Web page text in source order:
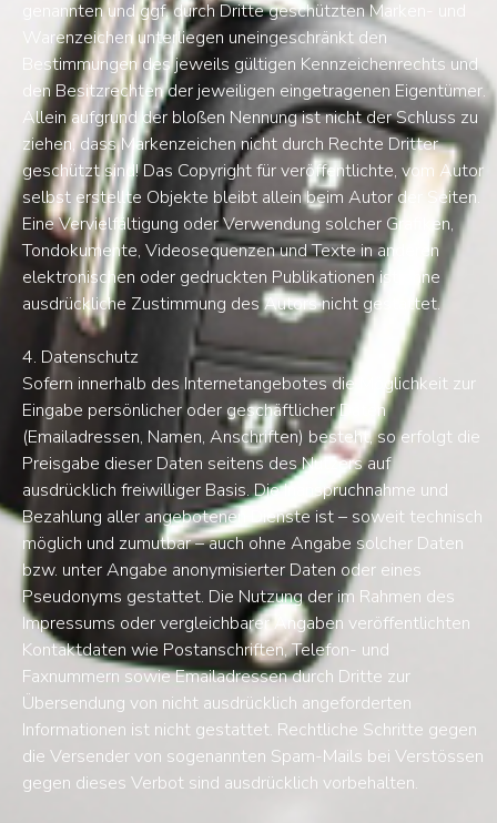
genannten und ggf. durch Dritte geschützten Marken- und
Warenzeichen unterliegen uneingeschränkt den
Bestimmungen des jeweils gültigen Kennzeichenrechts und
den Besitzrechten der jeweiligen eingetragenen Eigentümer.
Allein aufgrund der bloßen Nennung ist nicht der Schluss zu
ziehen, dass Markenzeichen nicht durch Rechte Dritter
geschützt sind! Das Copyright für veröffentlichte, vom Autor
selbst erstellte Objekte bleibt allein beim Autor der Seiten.
Eine Vervielfältigung oder Verwendung solcher Grafiken,
Tondokumente, Videosequenzen und Texte in anderen
elektronischen oder gedruckten Publikationen ist ohne
ausdrückliche Zustimmung des Autors nicht gestattet.
4. Datenschutz
Sofern innerhalb des Internetangebotes die Möglichkeit zur
Eingabe persönlicher oder geschäftlicher Daten
(Emailadressen, Namen, Anschriften) besteht, so erfolgt die
Preisgabe dieser Daten seitens des Nutzers auf
ausdrücklich freiwilliger Basis. Die Inanspruchnahme und
Bezahlung aller angebotenen Dienste ist – soweit technisch
möglich und zumutbar – auch ohne Angabe solcher Daten
bzw. unter Angabe anonymisierter Daten oder eines
Pseudonyms gestattet. Die Nutzung der im Rahmen des
Impressums oder vergleichbarer Angaben veröffentlichten
Kontaktdaten wie Postanschriften, Telefon- und
Faxnummern sowie Emailadressen durch Dritte zur
Übersendung von nicht ausdrücklich angeforderten
Informationen ist nicht gestattet. Rechtliche Schritte gegen
die Versender von sogenannten Spam-Mails bei Verstössen
gegen dieses Verbot sind ausdrücklich vorbehalten.